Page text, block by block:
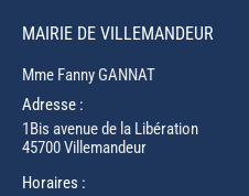
MAIRIE DE VILLEMANDEUR
Mme Fanny GANNAT
Adresse :
1Bis avenue de la Libération
45700 Villemandeur
Horaires :